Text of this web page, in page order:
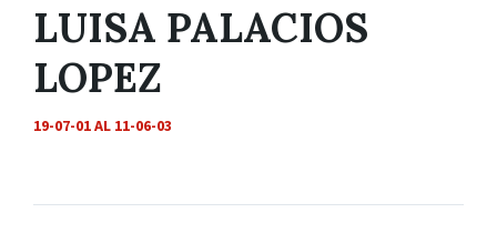
LUISA PALACIOS
LOPEZ
19-07-01 AL 11-06-03